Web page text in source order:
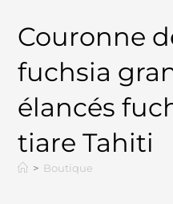
Couronne
fuchsia
élancés
tiare Tahiti
> Boutique